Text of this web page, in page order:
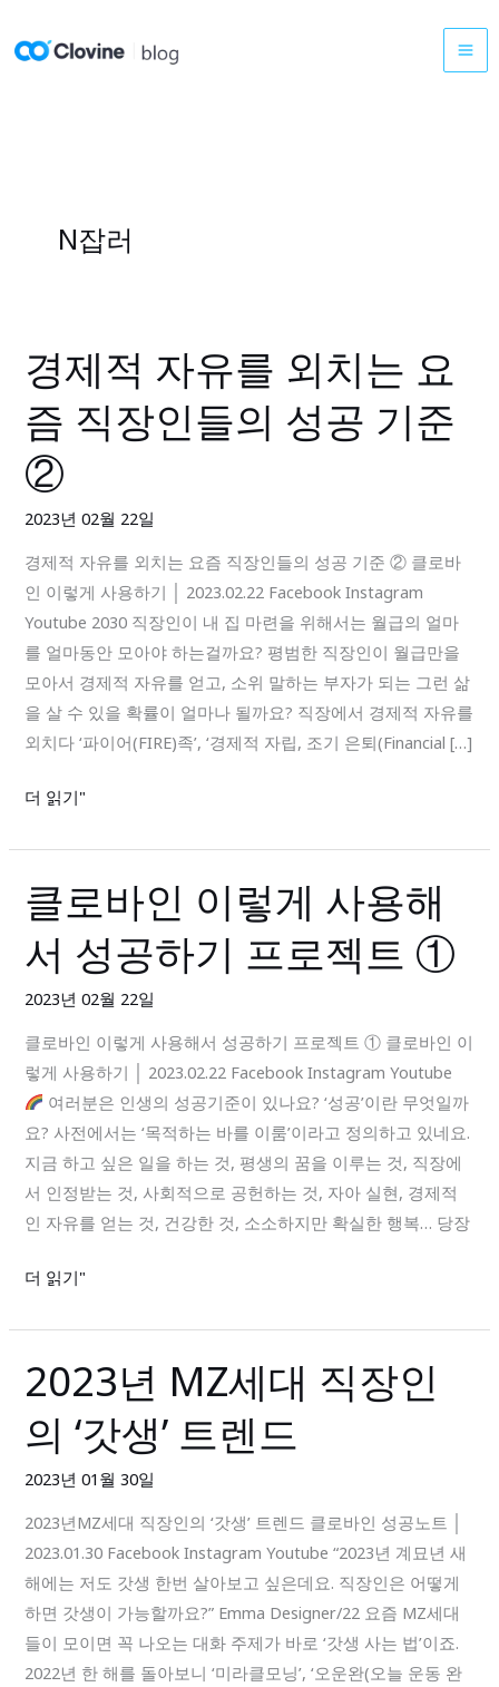
텐
N잡러
경제적 자유를 외치는 요
즘 직장인들의 성공 기준
②
2023년 02월 22일
경제적 자유를 외치는 요즘 직장인들의 성공 기준 ② 클로바
인 이렇게 사용하기 │ 2023.02.22 Facebook Instagram
Youtube 2030 직장인이 내 집 마련을 위해서는 월급의 얼마
를 얼마동안 모아야 하는걸까요? 평범한 직장인이 월급만을
모아서 경제적 자유를 얻고, 소위 말하는 부자가 되는 그런 삶
을 살 수 있을 확률이 얼마나 될까요? 직장에서 경제적 자유를
외치다 ‘파이어(FIRE)족’, ‘경제적 자립, 조기 은퇴(Financial […]
경
제
적
자
유
치
는
요
즘
직
장
인
의
기
준
②
더 읽기"
클로바인 이렇게 사용해
서 성공하기 프로젝트 ①
2023년 02월 22일
클로바인 이렇게 사용해서 성공하기 프로젝트 ① 클로바인 이
렇게 사용하기 │ 2023.02.22 Facebook Instagram Youtube
여러분은 인생의 성공기준이 있나요? ‘성공’이란 무엇일까
요? 사전에서는 ‘목적하는 바를 이룸’이라고 정의하고 있네요.
지금 하고 싶은 일을 하는 것, 평생의 꿈을 이루는 것, 직장에
서 인정받는 것, 사회적으로 공헌하는 것, 자아 실현, 경제적
인 자유를 얻는 것, 건강한 것, 소소하지만 확실한 행복… 당장
클
로
바
이
렇
게
사
용
해
서
성
하
로
젝
트
더 읽기"
2023년 MZ세대 직장인
의 ‘갓생’ 트렌드
2023년 01월 30일
2023년MZ세대 직장인의 ‘갓생’ 트렌드 클로바인 성공노트 │
2023.01.30 Facebook Instagram Youtube “2023년 계묘년 새
해에는 저도 갓생 한번 살아보고 싶은데요. 직장인은 어떻게
하면 갓생이 가능할까요?” Emma Designer/22 요즘 MZ세대
들이 모이면 꼭 나오는 대화 주제가 바로 ‘갓생 사는 법’이죠.
2022년 한 해를 돌아보니 ‘미라클모닝’, ‘오운완(오늘 운동 완
2023
년
MZ
대
직
장
인
의
‘갓
생’